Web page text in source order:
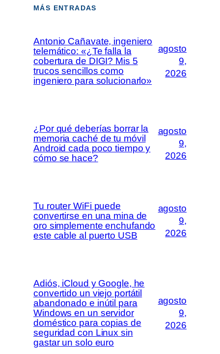
MÁS ENTRADAS
Antonio Cañavate, ingeniero
telemático: «¿Te falla la
cobertura de DIGI? Mis 5
trucos sencillos como
ingeniero para solucionarlo»
agosto
9,
2026
¿Por qué deberías borrar la
memoria caché de tu móvil
Android cada poco tiempo y
cómo se hace?
agosto
9,
2026
Tu router WiFi puede
convertirse en una mina de
oro simplemente enchufando
este cable al puerto USB
agosto
9,
2026
Adiós, iCloud y Google, he
convertido un viejo portátil
abandonado e inútil para
Windows en un servidor
doméstico para copias de
seguridad con Linux sin
gastar un solo euro
agosto
9,
2026